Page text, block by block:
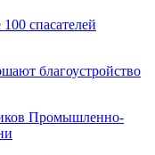
спасателей
благоустройство
Промышленно-